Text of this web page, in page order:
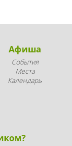
Афиша
События
Места
Календарь